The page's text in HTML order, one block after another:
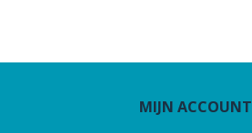
MIJN ACCOUNT